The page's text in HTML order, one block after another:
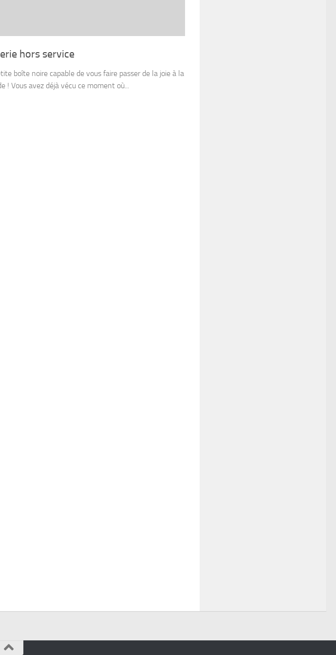
hors service
boîte noire capable de vous faire passer de la joie à la
Vous avez déjà vécu ce moment où...